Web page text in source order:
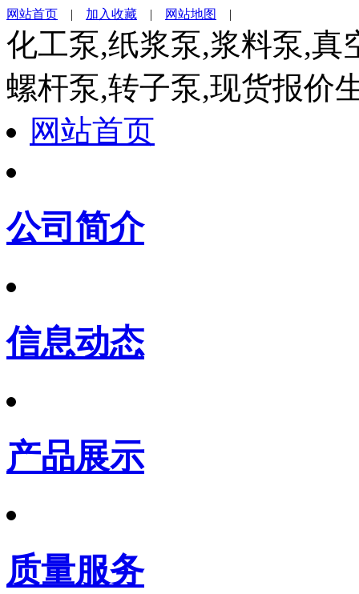
网站首页 | 加入收藏 | 网站地图 |
化工泵,纸浆泵,浆料泵,真
螺杆泵,转子泵,现货报价
网站首页
公司简介
信息动态
产品展示
质量服务